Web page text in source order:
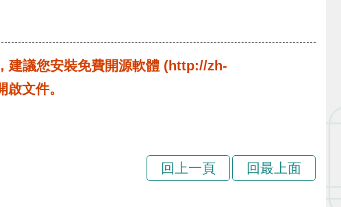
建議您安裝免費開源軟體 (http://zh-
文件。
回上一頁 回最上面